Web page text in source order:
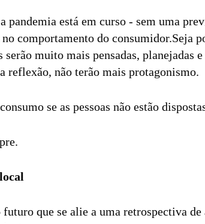
pandemia está em curso - sem uma
comportamento do consumidor.Seja
serão muito mais pensadas, planejadas
reflexão, não terão mais protagonismo.
se as pessoas não estão
que se alie a uma retrospectiva de